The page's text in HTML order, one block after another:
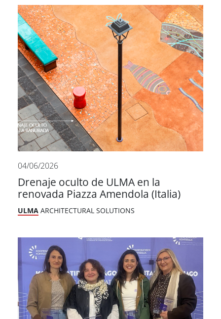
04/06/2026
Drenaje oculto de ULMA en la
renovada Piazza Amendola (Italia)
ULMA ARCHITECTURAL SOLUTIONS